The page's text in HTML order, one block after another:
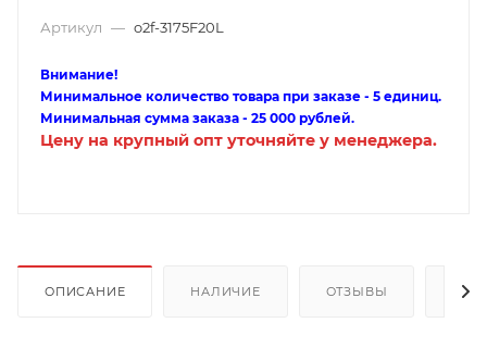
Артикул — o2f-3175F20L
Внимание!
Минимальное количество товара при заказе - 5 единиц.
Минимальная сумма заказа - 25 000 рублей.
Цену на крупный опт уточняйте у менеджера.
ОПИСАНИЕ НАЛИЧИЕ ОТЗЫВЫ